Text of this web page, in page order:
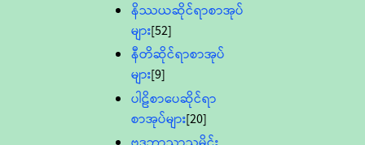
နိဿယဆိုင်ရာစာအုပ်
များ[52]
နီတိဆိုင်ရာစာအုပ်
များ[9]
ပါဠိစာပေဆိုင်ရာ
စာအုပ်များ[20]